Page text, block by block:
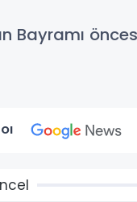
Bayramı